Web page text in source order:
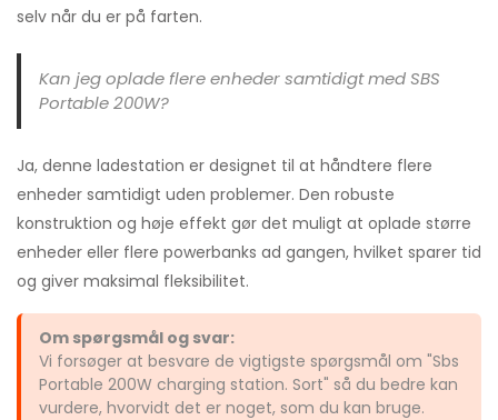
selv når du er på farten.
Kan jeg oplade flere enheder samtidigt med SBS
Portable 200W?
Ja, denne ladestation er designet til at håndtere flere
enheder samtidigt uden problemer. Den robuste
konstruktion og høje effekt gør det muligt at oplade større
enheder eller flere powerbanks ad gangen, hvilket sparer tid
og giver maksimal fleksibilitet.
Om spørgsmål og svar:
Vi forsøger at besvare de vigtigste spørgsmål om "Sbs
Portable 200W charging station. Sort" så du bedre kan
vurdere, hvorvidt det er noget, som du kan bruge.